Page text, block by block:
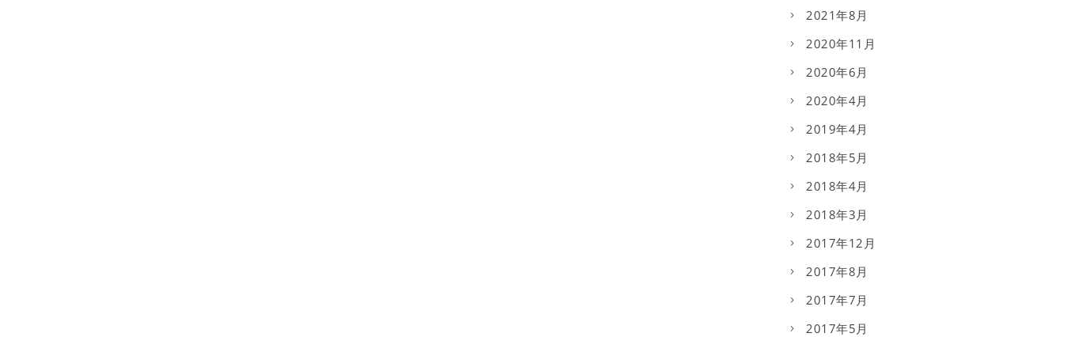
2021年8月
2020年11月
2020年6月
2020年4月
2019年4月
2018年5月
2018年4月
2018年3月
2017年12月
2017年8月
2017年7月
2017年5月